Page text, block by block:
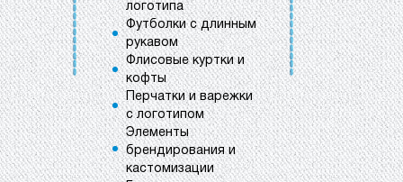
логотипа
Футболки с длинным
рукавом
Флисовые куртки и
кофты
Перчатки и варежки
с логотипом
Элементы
брендирования и
кастомизации